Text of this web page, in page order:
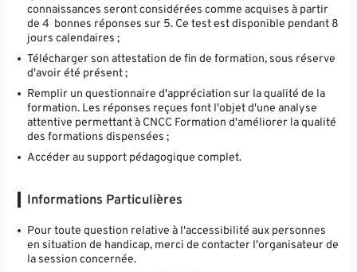
connaissances seront considérées comme acquises à partir
de 4 bonnes réponses sur 5. Ce test est disponible pendant 8
jours calendaires ;
Télécharger son attestation de fin de formation, sous réserve
d'avoir été présent ;
Remplir un questionnaire d'appréciation sur la qualité de la
formation. Les réponses reçues font l'objet d'une analyse
attentive permettant à CNCC Formation d'améliorer la qualité
des formations dispensées ;
Accéder au support pédagogique complet.
Informations Particulières
Pour toute question relative à l'accessibilité aux personnes
en situation de handicap, merci de contacter l'organisateur de
la session concernée.